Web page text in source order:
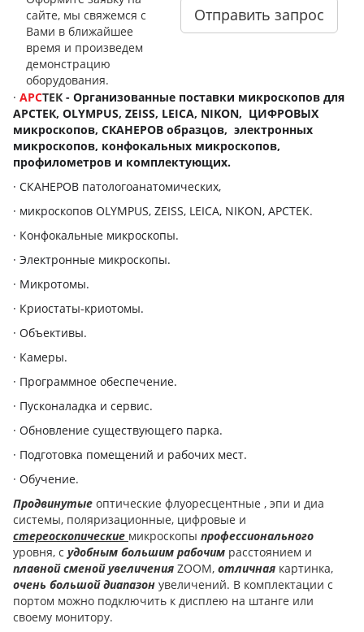
сайте, мы свяжемся с
Вами в ближайшее
время и произведем
демонстрацию
оборудования.
Отправить запрос
· АРСТЕК - Организованные поставки микроскопов для
АРСТЕК, OLYMPUS, ZEISS, LEICA, NIKON, ЦИФРОВЫХ
микроскопов, СКАНЕРОВ образцов, электронных
микроскопов, конфокальных микроскопов,
профилометров и комплектующих.
· СКАНЕРОВ патологоанатомических,
· микроскопов OLYMPUS, ZEISS, LEICA, NIKON, АРСТЕК.
· Конфокальные микроскопы.
· Электронные микроскопы.
· Микротомы.
· Криостаты-криотомы.
· Объективы.
· Камеры.
· Программное обеспечение.
· Пусконаладка и сервис.
· Обновление существующего парка.
· Подготовка помещений и рабочих мест.
· Обучение.
Продвинутые оптические флуоресцентные , эпи и диа
системы, поляризационные, цифровые и
стереоскопические микроскопы профессионального
уровня, с удобным большим рабочим расстоянием и
плавной сменой увеличения ZOOM, отличная картинка,
очень большой диапазон увеличений. В комплектации с
портом можно подключить к дисплею на штанге или
своему монитору.